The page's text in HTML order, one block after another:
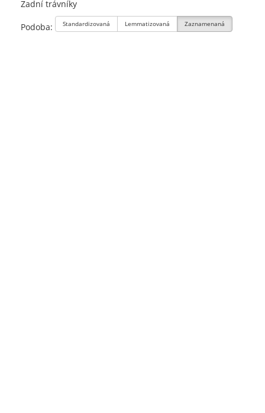
Zadní trávníky
Podoba: Standardizovaná Lemmatizovaná Zaznamenaná